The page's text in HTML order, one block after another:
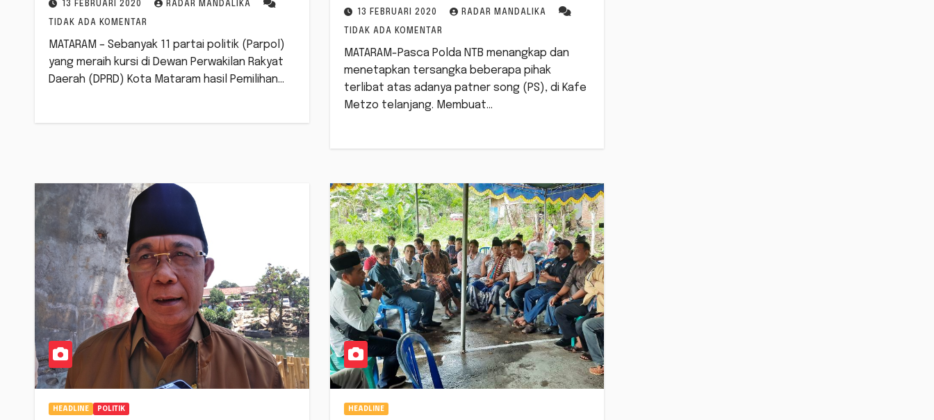
13 FEBRUARI 2020 RADAR MANDALIKA
TIDAK ADA KOMENTAR
MATARAM – Sebanyak 11 partai politik (Parpol)
yang meraih kursi di Dewan Perwakilan Rakyat
Daerah (DPRD) Kota Mataram hasil Pemilihan…
13 FEBRUARI 2020 RADAR MANDALIKA
TIDAK ADA KOMENTAR
MATARAM-Pasca Polda NTB menangkap dan
menetapkan tersangka beberapa pihak
terlibat atas adanya patner song (PS), di Kafe
Metzo telanjang. Membuat…
HEADLINE POLITIK HEADLINE